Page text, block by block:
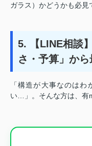
ガラス）かどうかも必見
5. 【LINE相談
さ・予算」か
「構造が大事なのは
い…」。そんな方は、有